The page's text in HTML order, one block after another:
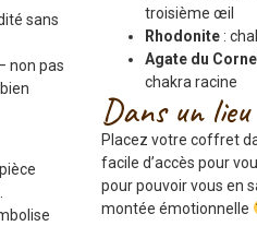
sans
non pas
troisième œil
Rhodonite :
Agate du
chakra racine
Dans un lieu
Placez votre coffret
facile d’accès pour
pour pouvoir vous en
montée émotionnelle